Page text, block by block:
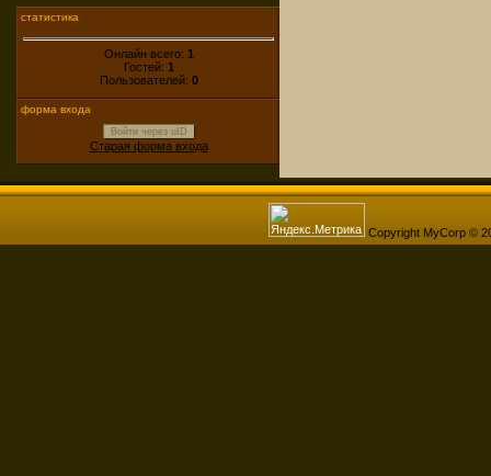
статистика
Онлайн всего: 1
Гостей: 1
Пользователей: 0
форма входа
Войти через uID
Старая форма входа
Copyright MyCorp ©